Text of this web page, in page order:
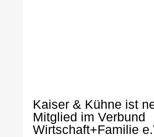
Kaiser & Kühne ist
Mitglied im Verbund
Wirtschaft+Familie